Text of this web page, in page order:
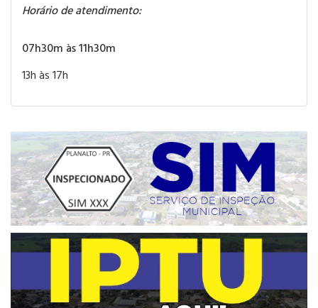
Horário de atendimento:
07h30m às 11h30m
13h às 17h